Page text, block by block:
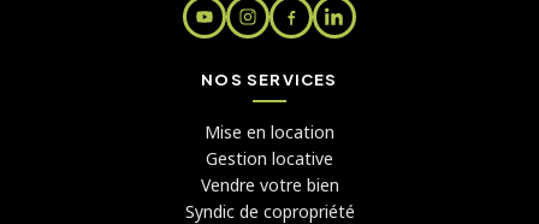
NOS SERVICES
Mise en location
Gestion locative
Vendre votre bien
Syndic de copropriété